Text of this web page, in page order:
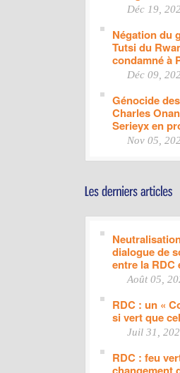
Déc 19,
Négation du
Tutsi du
condamné à
Déc 09,
Génocide
Charles
Serieyx en
Nov 05,
dialogue de
entre la RDC
Août 05,
RDC : un «
si vert que
Juil 31,
RDC : feu